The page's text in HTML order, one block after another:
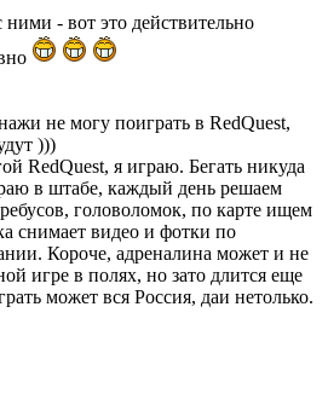
- вот это действительно
не могу поиграть в RedQuest,
)))
RedQuest, я играю. Бегать никуда
в штабе, каждый день решаем
головоломок, по карте ищем
снимает видео и фотки по
Короче, адреналина может и не
игре в полях, но зато длится еще
может вся Россия, даи нетолько.